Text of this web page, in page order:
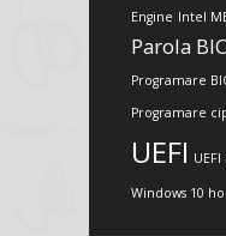
Engine Intel
Parola
Programare
Programare
UEFI
Windows 10